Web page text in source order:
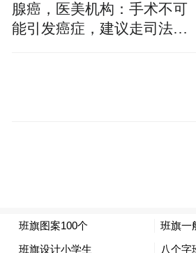
腺癌，医美机构：手术不可
能引发癌症，建议走司法途